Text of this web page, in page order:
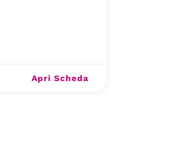
Apri Scheda